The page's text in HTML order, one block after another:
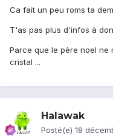
Ca fait un peu roms ta
T'as pas plus d'infos à
Parce que le père noel ne
cristal ...
Halawak
Posté(e) 18